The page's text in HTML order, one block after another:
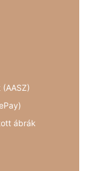
ábrák